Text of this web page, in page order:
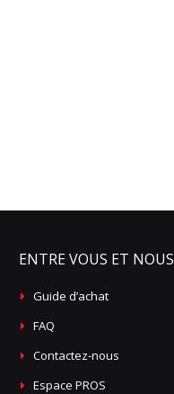
ENTRE VOUS ET NOUS
Guide d’achat
FAQ
Contactez-nous
Espace PROS